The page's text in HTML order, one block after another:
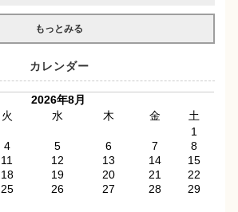
もっとみる
カレンダー
2026年8月
火 水 木 金
土
1
4 5 6 7
8
11 12 13 14
15
18 19 20 21
22
25 26 27 28
29